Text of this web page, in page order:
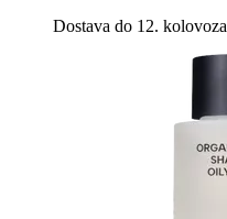
Dostava do 12. kolovoza